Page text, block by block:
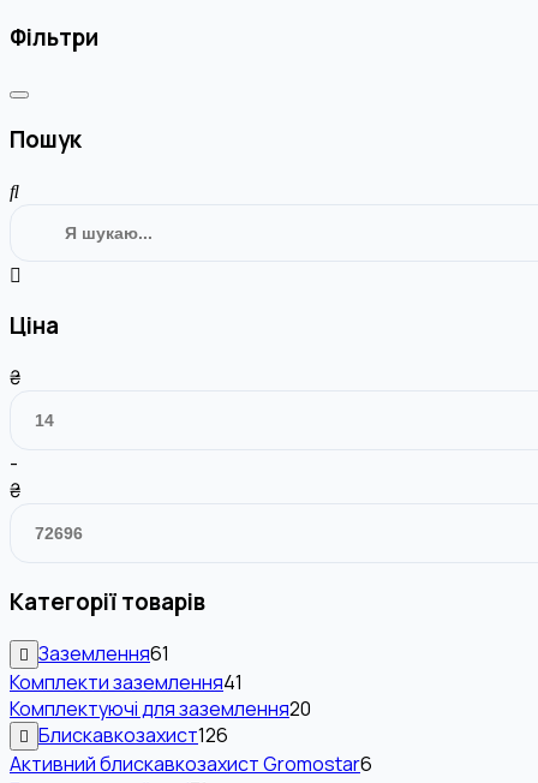
Фільтри
Пошук
Ціна
₴
-
₴
Категорії товарів
Заземлення61
Комплекти заземлення41
Комплектуючі для заземлення20
Блискавкозахист126
Активний блискавкозахист Gromostar6